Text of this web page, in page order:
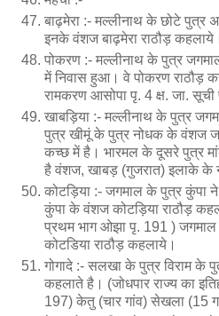
बाढ़मेरा :- मल्लीनाथ के छोटे
इनके वंशज बाढ़मेरा राठौड़ कहलाये।
पोकरण :- मल्लीनाथ के पुत्र
में निवास हुआ। वे पोकरण राठौड़
रामकरण आसोपा पृ. 4 क्ष. जा.
खाबड़िया :- मल्लीनाथ के पुत्र
पुत्र खीमूं के पुत्र नोधक के वंशज
कच्छ में है। भारमल के दूसरे पुत्र
है वंशज, खाबड़ (गुजरात) इलाके के
कोटड़िया :- जगमाल के पुत्र कुंपा
कुंपा के वंशज कोटड़िया राठौड़
प्रथम भाग ओझा पृ. 191 )
कोटडिया राठौड़ कहलाये।
गोगादे :- सलखा के पुत्र विराम के
कहलाते है। (जोधपार राज्य का
197) केतु (चार गांव) सेखला (15